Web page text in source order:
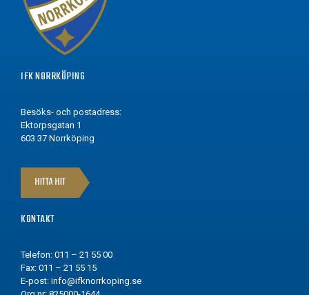
IFK NORRKÖPING
Besöks- och postadress:
Ektorpsgatan 1
603 37 Norrköping
HITTA HIT
KONTAKT
Telefon: 011 – 21 55 00
Fax: 011 – 21 55 15
E-post: info@ifknorrkoping.se